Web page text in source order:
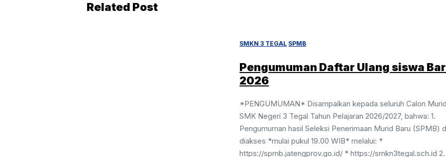
Related Post
SMKN 3 TEGAL SPMB
Pengumuman Daftar Ulang siswa
2026
*PENGUMUMAN* Disampaikan kepada seluruh Calon
SMK Negeri 3 Tegal Tahun Pelajaran 2026/2027, bahwa: 1.
Pengumuman hasil Seleksi Penerimaan Murid Baru (SPMB)
diakses *mulai pukul 19.00 WIB* melalui: *
https://spmb.jatengprov.go.id/ * https://smkn3tegal.sch.id 2.